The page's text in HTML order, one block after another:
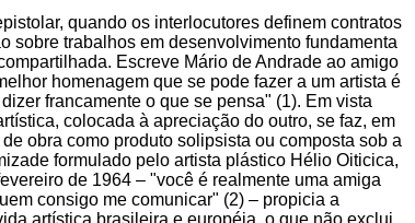
quando os interlocutores definem contratos
sobre trabalhos em desenvolvimento fundamenta
Escreve Mário de Andrade ao amigo
homenagem que se pode fazer a um artista é
francamente o que se pensa" (1). Em vista
colocada à apreciação do outro, se faz, em
obra como produto solipsista ou composta sob a
formulado pelo artista plástico Hélio Oiticica,
de 1964 – "você é realmente uma amiga
consigo me comunicar" (2) – propicia a